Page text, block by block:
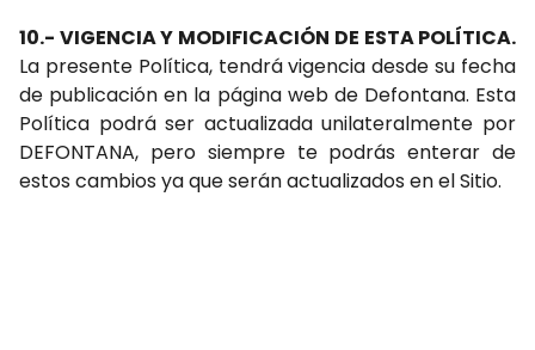
10.- VIGENCIA Y MODIFICACIÓN DE ESTA POLÍTICA.
La presente Política, tendrá vigencia desde su fecha
de publicación en la página web de Defontana. Esta
Política podrá ser actualizada unilateralmente por
DEFONTANA, pero siempre te podrás enterar de
estos cambios ya que serán actualizados en el Sitio.